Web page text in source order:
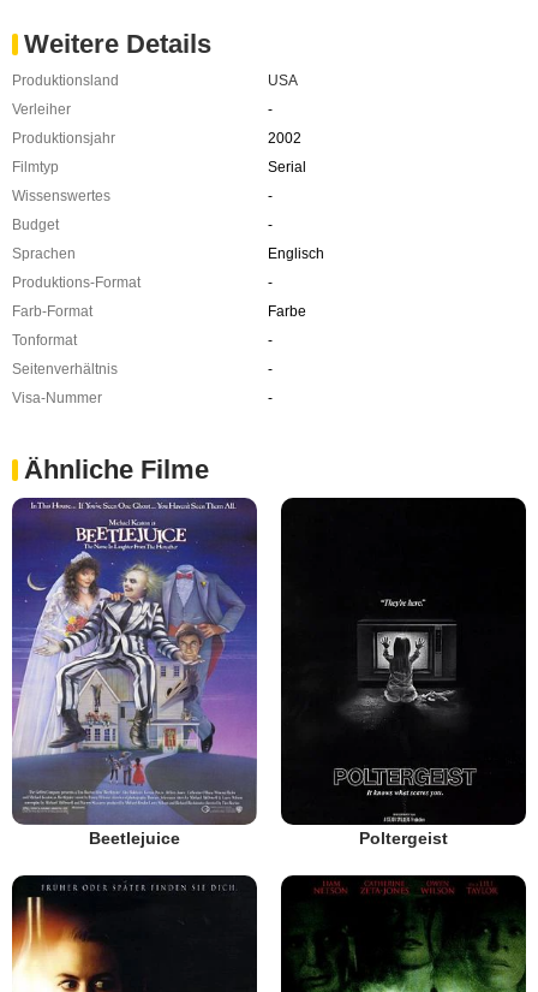
Weitere Details
Produktionsland
USA
Verleiher
-
Produktionsjahr
2002
Filmtyp
Serial
Wissenswertes
-
Budget
-
Sprachen
Englisch
Produktions-Format
-
Farb-Format
Farbe
Tonformat
-
Seitenverhältnis
-
Visa-Nummer
-
Ähnliche Filme
Beetlejuice Poltergeist